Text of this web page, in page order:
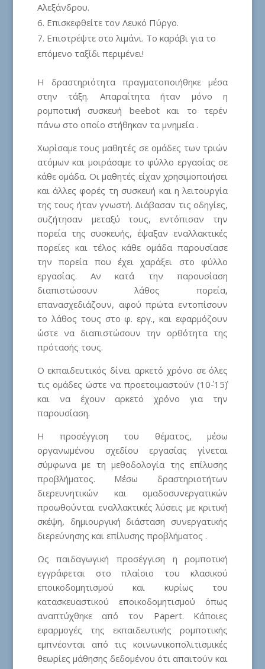
Αλεξάνδρου.
Επισκεφθείτε τον Λευκό Πύργο.
Επιστρέψτε στο λιμάνι. Το καράβι για το
επόμενο ταξίδι περιμένει!
Η δραστηριότητα πραγματοποιήθηκε μέσα
στην τάξη. Απαραίτητα ήταν μόνο η
ρομποτική συσκευή beebot και το τερέν
πάνω στο οποίο στήθηκαν τα μνημεία .
Χωρίσαμε τους μαθητές σε ομάδες των τριών
ατόμων και μοιράσαμε το φύλλο εργασίας σε
κάθε ομάδα. Οι μαθητές είχαν χρησιμοποιήσει
και άλλες φορές τη συσκευή και η λειτουργία
της τους ήταν γνωστή. Διάβασαν τις οδηγίες,
συζήτησαν μεταξύ τους, εντόπισαν την
πορεία της συσκευής, έψαξαν εναλλακτικές
πορείες και τέλος κάθε ομάδα παρουσίασε
την πορεία που έχει χαράξει στο φύλλο
εργασίας. Αν κατά την παρουσίαση
διαπιστώσουν λάθος πορεία,
επανασχεδιάζουν, αφού πρώτα εντοπίσουν
το λάθος τους στο φ. εργ., και εφαρμόζουν
ώστε να διαπιστώσουν την ορθότητα της
πρότασής τους.
Ο εκπαιδευτικός δίνει αρκετό χρόνο σε όλες
τις ομάδες ώστε να προετοιμαστούν (10΄-15΄)
και να έχουν αρκετό χρόνο για την
παρουσίαση.
Η προσέγγιση του θέματος, μέσω
οργανωμένου σχεδίου εργασίας γίνεται
σύμφωνα με τη μεθοδολογία της επίλυσης
προβλήματος. Μέσω δραστηριοτήτων
διερευνητικών και ομαδοσυνεργατικών
προωθούνται εναλλακτικές λύσεις με κριτική
σκέψη, δημιουργική διάσταση συνεργατικής
διερεύνησης και επίλυσης προβλήματος .
Ως παιδαγωγική προσέγγιση η ρομποτική
εγγράφεται στο πλαίσιο του κλασικού
εποικοδομητισμού και κυρίως του
κατασκευαστικού εποικοδομητισμού όπως
αναπτύχθηκε από τον Papert. Κάποιες
εφαρμογές της εκπαιδευτικής ρομποτικής
εμπνέονται από τις κοινωνικοπολιτισμικές
θεωρίες μάθησης δεδομένου ότι απαιτούν και